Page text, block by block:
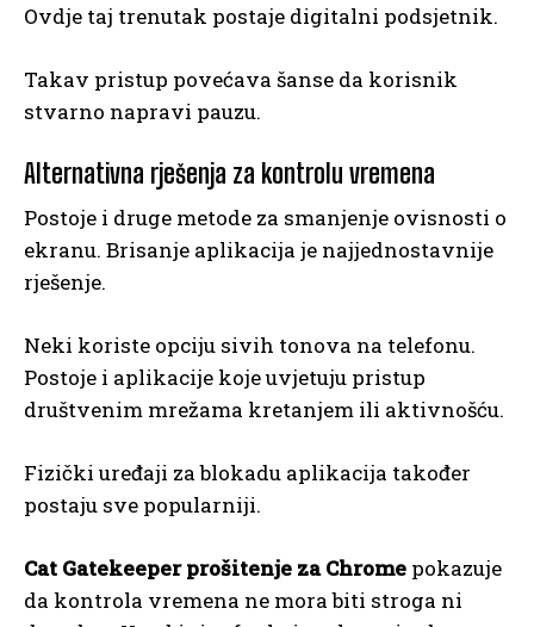
Ovdje taj trenutak postaje digitalni podsjetnik.
Takav pristup povećava šanse da korisnik
stvarno napravi pauzu.
Alternativna rješenja za kontrolu vremena
Postoje i druge metode za smanjenje ovisnosti o
ekranu. Brisanje aplikacija je najjednostavnije
rješenje.
Neki koriste opciju sivih tonova na telefonu.
Postoje i aplikacije koje uvjetuju pristup
društvenim mrežama kretanjem ili aktivnošću.
Fizički uređaji za blokadu aplikacija također
postaju sve popularniji.
Cat Gatekeeper prošitenje za Chrome pokazuje
da kontrola vremena ne mora biti stroga ni